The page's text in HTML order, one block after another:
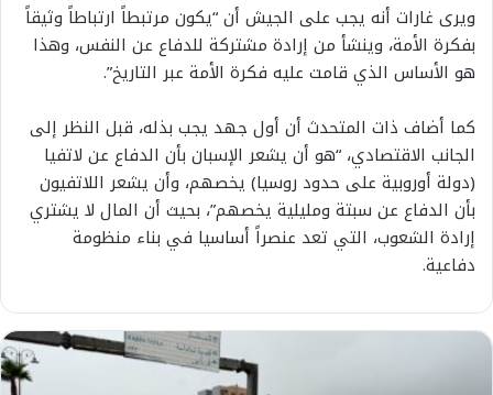
ويرى غارات أنه يجب على الجيش أن “يكون مرتبطاً ارتباطاً وثيقاً
بفكرة الأمة، وينشأ من إرادة مشتركة للدفاع عن النفس، وهذا
هو الأساس الذي قامت عليه فكرة الأمة عبر التاريخ”.
كما أضاف ذات المتحدث أن أول جهد يجب بذله، قبل النظر إلى
الجانب الاقتصادي، “هو أن يشعر الإسبان بأن الدفاع عن لاتفيا
(دولة أوروبية على حدود روسيا) يخصهم، وأن يشعر اللاتفيون
بأن الدفاع عن سبتة ومليلية يخصهم”، بحيث أن المال لا يشتري
إرادة الشعوب، التي تعد عنصراً أساسيا في بناء منظومة
دفاعية.
ب